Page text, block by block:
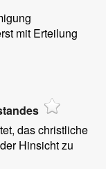
mit Erteilung
das christliche
Hinsicht zu